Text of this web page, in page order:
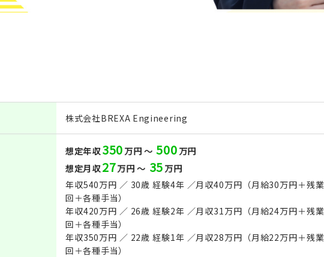
株式会社BREXA Engineering
想定年収350 万円 ～ 500 万円
想定月収27万円 ～ 35 万円
年収540万円 ／ 30歳 経験4年 ／月収40万円（月給30万円＋残
回＋各種手当）
年収420万円 ／ 26歳 経験2年 ／月収31万円（月給24万円＋残
回＋各種手当）
年収350万円 ／ 22歳 経験1年 ／月収28万円（月給22万円＋残
回＋各種手当）